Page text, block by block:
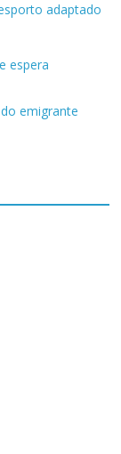
adaptado
espera
emigrante